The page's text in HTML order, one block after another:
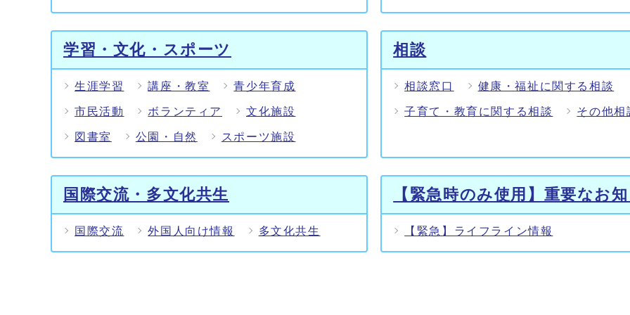
学習・文化・スポーツ
生涯学習 講座・教室 青少年育成
市民活動 ボランティア 文化施設
図書室 公園・自然 スポーツ施設
相談
相談窓口 健康・福祉に関する相談
子育て・教育に関する相談 その他相
国際交流・多文化共生
国際交流 外国人向け情報 多文化共生
【緊急時のみ使用】重要なお
【緊急】ライフライン情報